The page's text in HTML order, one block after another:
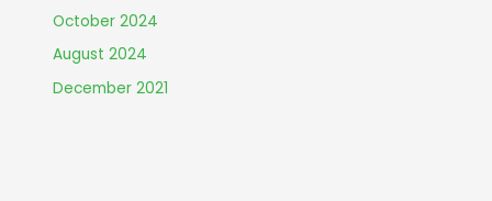
October 2024
August 2024
December 2021